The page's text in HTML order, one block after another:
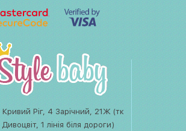
Ріг, 4 Зарічний, 21Ж (тк
Дивоцвіт, 1 лінія біля дороги)